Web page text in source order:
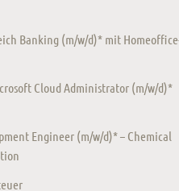
Banking (m/w/d)* mit
Cloud Administrator (m/w/d)*
Engineer (m/w/d)* – Chemical